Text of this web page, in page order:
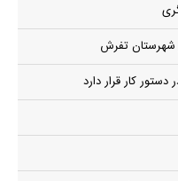
شهرستان تفرش
کار قرار دارد